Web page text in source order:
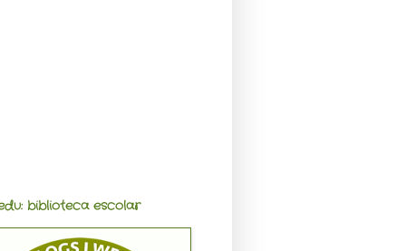
biblioteca escolar